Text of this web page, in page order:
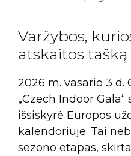
Varžybos,
atskaitos tašką
2026 m. vasario 3 d.
„Czech Indoor
išsiskyrė Europos
kalendoriuje. Tai
sezono etapas,